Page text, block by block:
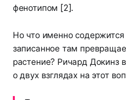
фенотипом [2].
Но что именно
записанное там
растение? Ричард Докинз
о двух взглядах на этот